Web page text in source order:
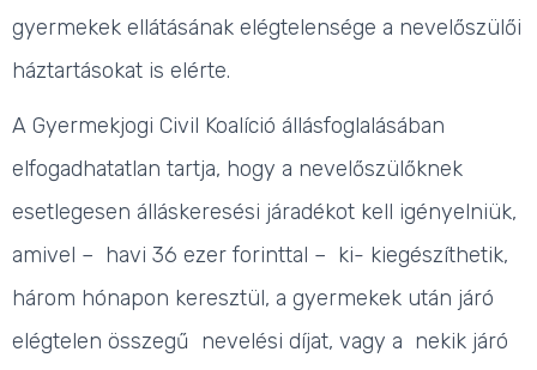
gyermekek ellátásának elégtelensége a nevelőszülői
háztartásokat is elérte.
A Gyermekjogi Civil Koalíció állásfoglalásában
elfogadhatatlan tartja, hogy a nevelőszülőknek
esetlegesen álláskeresési járadékot kell igényelniük,
amivel – havi 36 ezer forinttal – ki- kiegészíthetik,
három hónapon keresztül, a gyermekek után járó
elégtelen összegű nevelési díjat, vagy a nekik járó